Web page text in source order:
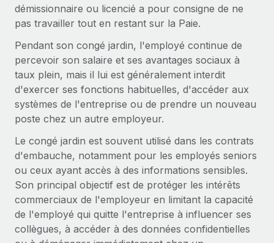
Gestion des freelances
Intégrez et gérez vos freelances partout dans le monde
PEO
Sous-traitez les opérations complexes liées à l’emploi
INFRASTRUCTURE
Intégration Remote
Plateforme
Des fonctions RH clés intégrées pour votre équipe
Connecter
Nouveau
Connectez n'importe quel outil d’IA à Remote grâce à
notre MCP
Comparer Remote
Examinez notre service par rapport aux autres
CROISSANCE
Start-ups
Des solutions agiles et internationales pour les RH et la
paie des entreprises en pleine croissance
Entreprises intermédiaires
Développez vos équipes avec des solutions RH sur
mesure
Entreprise
Les RH à l’international pour les grandes entreprises
pays
Découvrez les devises disponibles et les vitesses de
paiement pour vos freelances internationaux
APPRENDRE AVEC REMOTE
Études de cas
Glossaire RH
Checklists et modèles
Descriptions de postes
Nederlands
Deutsch
Español
Italiano
Português (Portugal)
日本語
한국어
Connexion
démissionnaire ou licencié a pour consigne de ne
pas travailler tout en restant sur la Paie.
Pendant son congé jardin, l'employé continue de
percevoir son salaire et ses avantages sociaux à
taux plein, mais il lui est généralement interdit
d'exercer ses fonctions habituelles, d'accéder aux
systèmes de l'entreprise ou de prendre un nouveau
poste chez un autre employeur.
Le congé jardin est souvent utilisé dans les contrats
d'embauche, notamment pour les employés seniors
ou ceux ayant accès à des informations sensibles.
Son principal objectif est de protéger les intérêts
commerciaux de l'employeur en limitant la capacité
de l'employé qui quitte l'entreprise à influencer ses
collègues, à accéder à des données confidentielles